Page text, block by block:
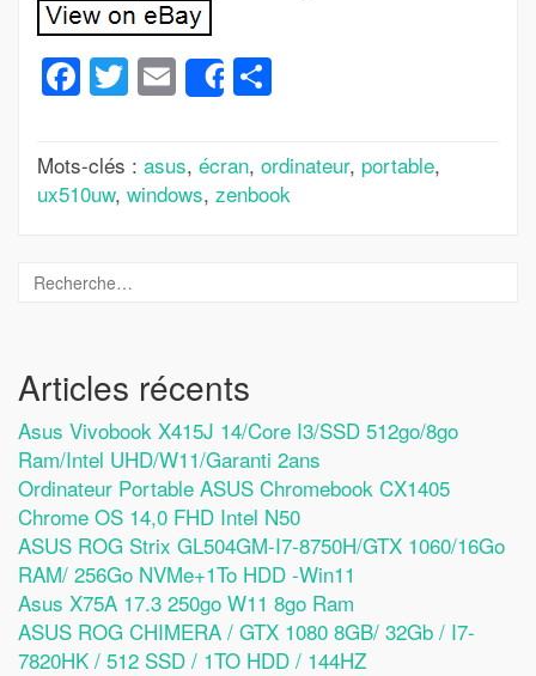
Facebook
Twitter
Email
Share
Mots-clés : asus, écran, ordinateur, portable,
ux510uw, windows, zenbook
Articles récents
Asus Vivobook X415J 14/Core I3/SSD 512go/8go
Ram/Intel UHD/W11/Garanti 2ans
Ordinateur Portable ASUS Chromebook CX1405
Chrome OS 14,0 FHD Intel N50
ASUS ROG Strix GL504GM-I7-8750H/GTX 1060/16Go
RAM/ 256Go NVMe+1To HDD -Win11
Asus X75A 17.3 250go W11 8go Ram
ASUS ROG CHIMERA / GTX 1080 8GB/ 32Gb / I7-
7820HK / 512 SSD / 1TO HDD / 144HZ